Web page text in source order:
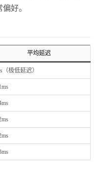
好。
平均延迟
（极低延迟）